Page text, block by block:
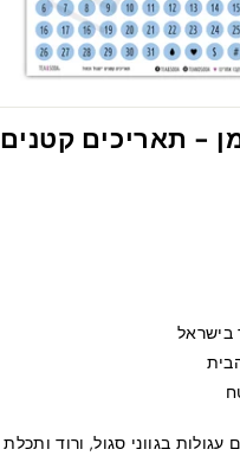
- תאריכים קטנים
בישראל
בגווני סגול, ורוד ותכלת